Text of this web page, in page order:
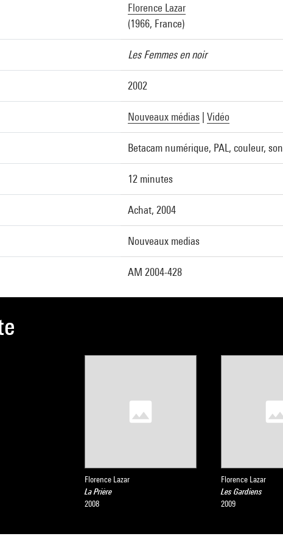
Florence Lazar
(1966, France)
Les Femmes en noir
2002
Nouveaux médias Vidéo
Betacam numérique, PAL, couleur, son
12 minutes
Achat, 2004
Nouveaux medias
AM 2004-428
Florence Lazar
La Prière
2008
Florence Lazar
Les Gardiens
2009